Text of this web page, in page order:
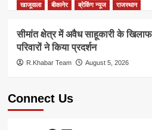
खाजूवाला
बीकानेर ब्रेकिंग न्यूज राजस्थान
सीमांत क्षेत्र में अवैध साहूकारी के
परिवारों ने किया प्रदर्शन
R.Khabar Team August 5, 2026
Connect Us